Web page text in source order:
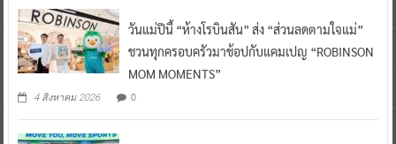
วันแม่ปีนี้ “ห้างโรบินสัน” ส่ง “ส่วนลดตามใจแม่”
ชวนทุกครอบครัวมาช้อปกับแคมเปญ “ROBINSON
MOM MOMENTS”
4 สิงหาคม 2026 0